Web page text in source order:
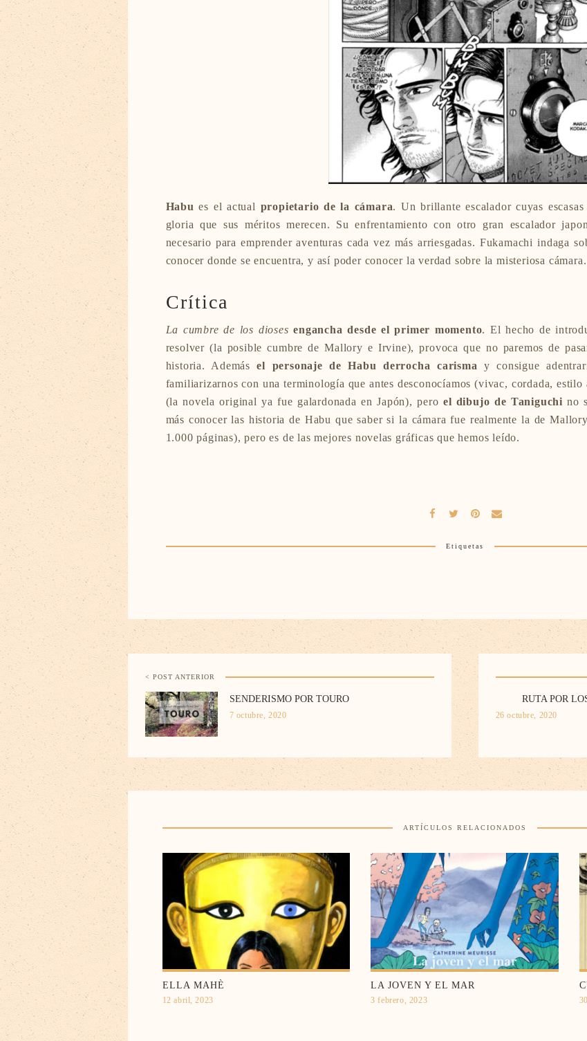
Habu es el actual propietario de la cámara. Un brillante escalador cuyas
gloria que sus méritos merecen. Su enfrentamiento con otro gran escalador
necesario para emprender aventuras cada vez más arriesgadas. Fukamachi indaga
conocer donde se encuentra, y así poder conocer la verdad sobre la misteriosa cámara.
Crítica
La cumbre de los dioses engancha desde el primer momento. El hecho de
resolver (la posible cumbre de Mallory e Irvine), provoca que no paremos de
historia. Ademásel personaje de Habu derrocha carisma y consigue
familiarizarnos con una terminología que antes desconocíamos (vivac, cordada,
(la novela original ya fue galardonada en Japón), pero el dibujo de Taniguchi no
más conocer las historia de Habu que saber si la cámara fue realmente la de
1.000 páginas), pero es de las mejores novelas gráficas que hemos leído.
Etiquetas
< POST ANTERIOR
SENDERISMO POR TOURO
7 octubre, 2020
RUTA POR
26 octubre, 2020
ARTÍCULOS RELACIONADOS
ELLA MAHÈ
12 abril, 2023
LA JOVEN Y EL MAR
3 febrero, 2023